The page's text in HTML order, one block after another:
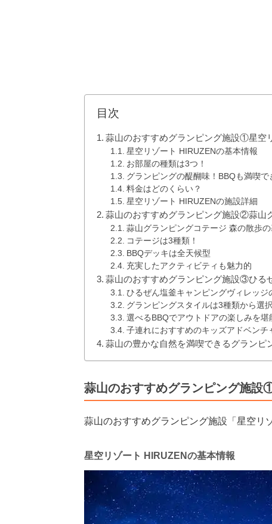
目次
蒜山のおすすめグランピング施設①星空
星空リゾート HIRUZENの基本情報
お部屋の種類は3つ！
グランピングの醍醐味！BBQも満喫で
料金はどのくらい？
星空リゾート HIRUZENの施設詳細
蒜山のおすすめグランピング施設②蒜山
蒜山グランピングコテージ 森の散歩
コテージは3種類！
BBQデッキは全天候型
充実したアクティビティも魅力的
蒜山のおすすめグランピング施設③ひる
ひるぜん塩釜キャンピングヴィレッジ
グランピングスタイルは3種類から選
選べるBBQでアウトドアの楽しみを堪
子連れにおすすめのキッズアドベンチ
蒜山の豊かな自然を満喫できるグランピ
蒜山のおすすめグランピング施設
蒜山のおすすめグランピング施設「星空リ
星空リゾート HIRUZENの基本情報